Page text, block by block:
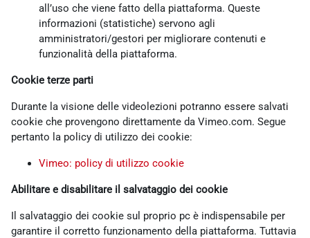
all’uso che viene fatto della piattaforma. Queste
informazioni (statistiche) servono agli
amministratori/gestori per migliorare contenuti e
funzionalità della piattaforma.
Cookie terze parti
Durante la visione delle videolezioni potranno essere salvati
cookie che provengono direttamente da Vimeo.com. Segue
pertanto la policy di utilizzo dei cookie:
Vimeo: policy di utilizzo cookie
Abilitare e disabilitare il salvataggio dei cookie
Il salvataggio dei cookie sul proprio pc è indispensabile per
garantire il corretto funzionamento della piattaforma. Tuttavia